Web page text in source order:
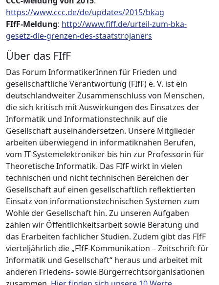
https://www.ccc.de/de/updates/2015/bkag
FIfF-Meldung: http://www.fiff.de/urteil-zum-bka-
gesetz-die-grenzen-des-staatstrojaners
Über das FIfF
Das Forum InformatikerInnen für Frieden und
gesellschaftliche Verantwortung (FIfF) e. V. ist ein
deutschlandweiter Zusammenschluss von Menschen,
die sich kritisch mit Auswirkungen des Einsatzes der
Informatik und Informationstechnik auf die
Gesellschaft auseinandersetzen. Unsere Mitglieder
arbeiten überwiegend in informatiknahen Berufen,
vom IT-Systemelektroniker bis hin zur Professorin für
Theoretische Informatik. Das FIfF wirkt in vielen
technischen und nicht technischen Bereichen der
Gesellschaft auf einen gesellschaftlich reflektierten
Einsatz von informationstechnischen Systemen zum
Wohle der Gesellschaft hin. Zu unseren Aufgaben
zählen wir Öffentlichkeitsarbeit sowie Beratung und
das Erarbeiten fachlicher Studien. Zudem gibt das FIfF
vierteljährlich die „FIfF-Kommunikation – Zeitschrift für
Informatik und Gesellschaft“ heraus und arbeitet mit
anderen Friedens- sowie Bürgerrechtsorganisationen